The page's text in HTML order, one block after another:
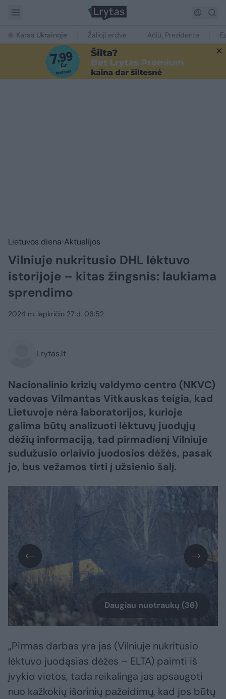
Karas Ukrainoje Žalioji erdvė Ačiū, Prezidente
Lietuvos diena Aktualijos
Vilniuje nukritusio DHL lėktuvo
istorijoje – kitas žingsnis: laukiama
sprendimo
2024 m. lapkričio 27 d. 06:52
Lrytas.lt
Nacionalinio krizių valdymo centro (NKVC)
vadovas Vilmantas Vitkauskas teigia, kad
Lietuvoje nėra laboratorijos, kurioje
galima būtų analizuoti lėktuvų juodųjų
dėžių informaciją, tad pirmadienį Vilniuje
sudužusio orlaivio juodosios dėžės, pasak
jo, bus vežamos tirti į užsienio šalį.
Daugiau nuotraukų (36)
„Pirmas darbas yra jas (Vilniuje nukritusio
lėktuvo juodąsias dėžes – ELTA) paimti iš
įvykio vietos, tada reikalinga jas apsaugoti
nuo kažkokių išorinių pažeidimų, kad jos būtų